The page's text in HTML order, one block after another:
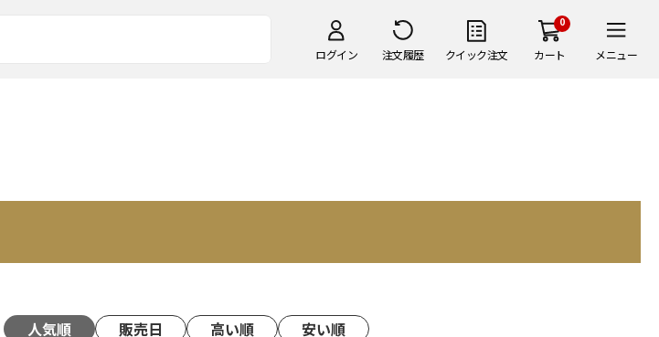
ログイン 注文履歴 クイック注文
0
カート メニュー
人気順 販売日 高い順 安い順